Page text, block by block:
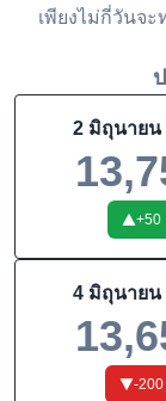
เพียงไม่กี่วันจ
2 มิถุนายน
+50
4 มิถุนายน
-200